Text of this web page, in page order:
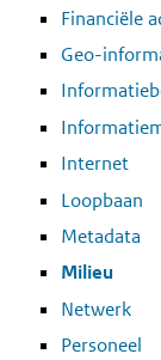
Financiële
Geo-
Internet
Loopbaan
Metadata
Milieu
Netwerk
Personeel